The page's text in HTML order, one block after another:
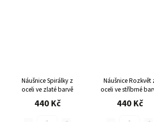
Náušnice Spirálky z
oceli ve zlaté barvě
440 Kč
Náušnice Rozkvět
oceli ve stříbrné
440 Kč